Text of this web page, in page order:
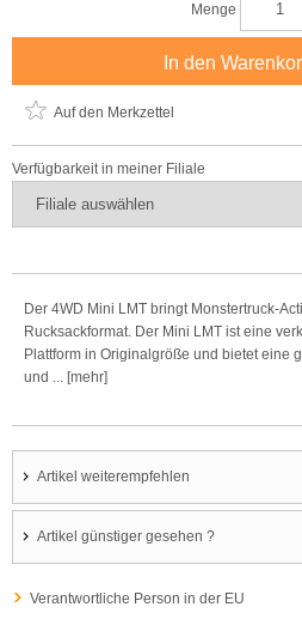
Menge
In den
Auf den Merkzettel
Verfügbarkeit in meiner Filiale
Der 4WD Mini LMT bringt Monstertruck-
Rucksackformat. Der Mini LMT ist eine
Plattform in Originalgröße und bietet eine
und ... [mehr]
Artikel weiterempfehlen
Artikel günstiger gesehen ?
Verantwortliche Person in der EU